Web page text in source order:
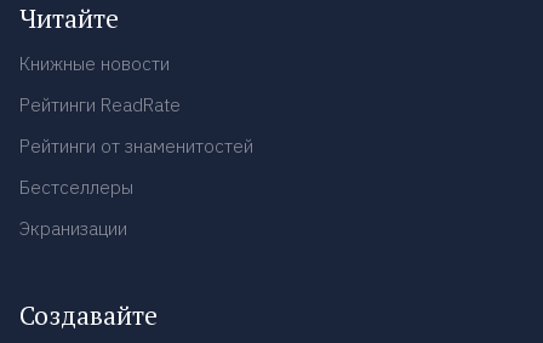
Читайте
Книжные новости
Рейтинги ReadRate
Рейтинги от знаменитостей
Бестселлеры
Экранизации
Создавайте